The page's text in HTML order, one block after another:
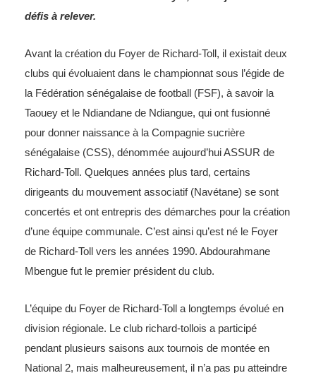
défis à relever.
Avant la création du Foyer de Richard-Toll, il existait deux
clubs qui évoluaient dans le championnat sous l’égide de
la Fédération sénégalaise de football (FSF), à savoir la
Taouey et le Ndiandane de Ndiangue, qui ont fusionné
pour donner naissance à la Compagnie sucrière
sénégalaise (CSS), dénommée aujourd’hui ASSUR de
Richard-Toll. Quelques années plus tard, certains
dirigeants du mouvement associatif (Navétane) se sont
concertés et ont entrepris des démarches pour la création
d’une équipe communale. C’est ainsi qu’est né le Foyer
de Richard-Toll vers les années 1990. Abdourahmane
Mbengue fut le premier président du club.
L’équipe du Foyer de Richard-Toll a longtemps évolué en
division régionale. Le club richard-tollois a participé
pendant plusieurs saisons aux tournois de montée en
National 2, mais malheureusement, il n’a pas pu atteindre